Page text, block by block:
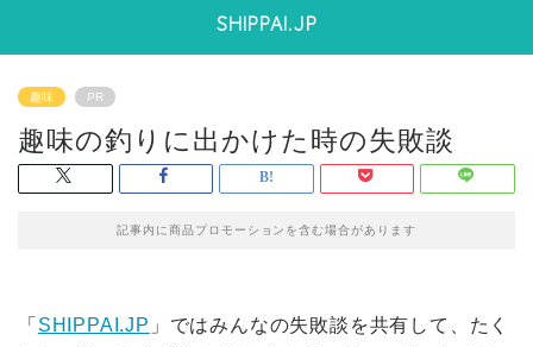
SHIPPAI.JP
趣味 PR
趣味の釣りに出かけた時の失敗談
記事内に商品プロモーションを含む場合があります
「 SHIPPAI.JP 」ではみんなの失敗談を共有して、たく